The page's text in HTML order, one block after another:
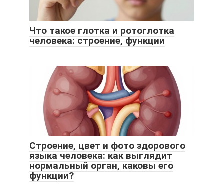
Что такое глотка и ротоглотка
человека: строение, функции
Строение, цвет и фото здорового
языка человека: как выглядит
нормальный орган, каковы его
функции?